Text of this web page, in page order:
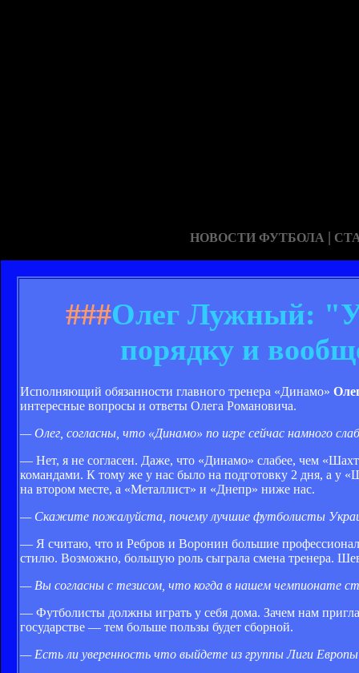
НОВОСТИ ФУТБОЛА |
###Олег Лужный: "У
порядку и
Исполняющий обязанности главного тренера «Динамо»
интересные вопросы и ответы Олега Романовича.
— Олег, согласны, что «Динамо» по игре сейчас намного
— Нет, я не согласен. Даже, что «Динамо» слабее, чем
командами. К тому же у нас было на подготовку 2 дня, а у
на втором месте, а «Металлист» и «Днепр» ниже нас.
— Скажите пожалуйста, почему лучшие футболисты
— Я считаю, что и Ребров и Воронин большие
стилю. Возможно, большую роль сыграла смена тренера.
— Вы согласны с тезисом, что когда в нашем чемпионате
— Футболисты должны играть у себя дома. Зачем нам
государстве — тем больше пользы будет сборной.
— Есть ли уверенность что выйдете из группы Лиги